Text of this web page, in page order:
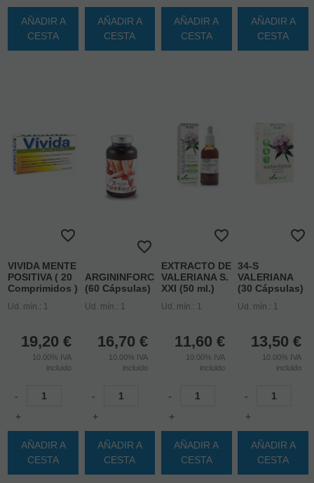
AÑADIR A
CESTA
AÑADIR A
CESTA
AÑADIR A
CESTA
AÑADIR A
CESTA
VIVIDA MENTE
POSITIVA ( 20
Comprimidos )
Ud. mín.: 1
19,20 €
10.00% IVA
incluido
-
+
AÑADIR A
CESTA
ARGININFORCE
(60 Cápsulas)
Ud. mín.: 1
16,70 €
10.00% IVA
incluido
-
+
AÑADIR A
CESTA
EXTRACTO DE
VALERIANA S.
XXI (50 ml.)
Ud. mín.: 1
11,60 €
10.00% IVA
incluido
-
+
AÑADIR A
CESTA
34-S
VALERIANA
(30 Cápsulas)
Ud. mín.: 1
13,50 €
10.00% IVA
incluido
-
+
AÑADIR A
CESTA